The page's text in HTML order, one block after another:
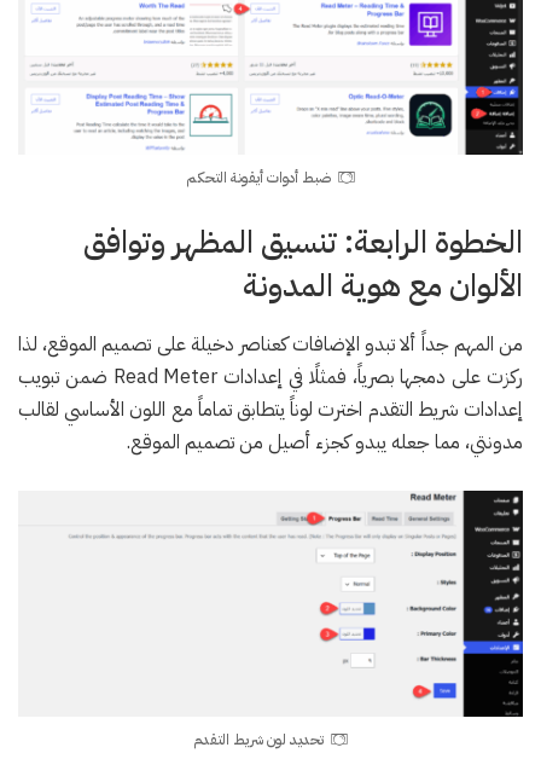
ضبط أدوات أيقونة التحكم
الخطوة الرابعة: تنسيق المظهر وتوافق
الألوان مع هوية المدونة
من المهم جداً ألا تبدو الإضافات كعناصر دخيلة على تصميم الموقع، لذا
ركزت على دمجها بصرياً، فمثلًا في إعدادات Read Meter ضمن تبويب
إعدادات شريط التقدم اخترت لوناً يتطابق تماماً مع اللون الأساسي لقالب
مدونتي، مما جعله يبدو كجزء أصيل من تصميم الموقع.
تحديد لون شريط التقدم